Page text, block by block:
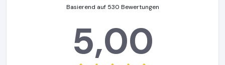
Basierend auf 530 Bewertungen
5,00